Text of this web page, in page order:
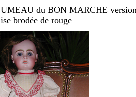
du BON MARCHE version
brodée de rouge